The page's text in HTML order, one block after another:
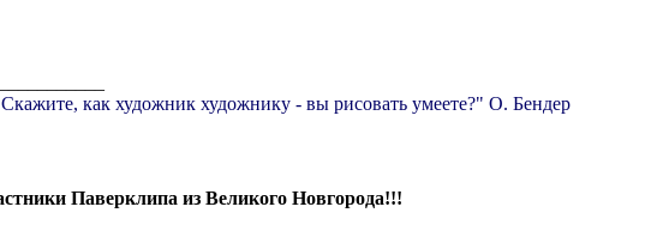
как художник художнику - вы рисовать умеете?" О. Бендер
Паверклипа из Великого Новгорода!!!